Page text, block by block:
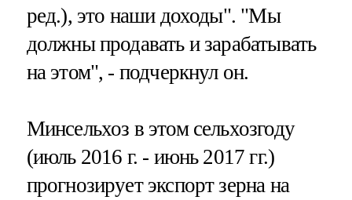
ред.), это наши доходы". "Мы
должны продавать и зарабатывать
на этом", - подчеркнул он.
Минсельхоз в этом сельхозгоду
(июль 2016 г. - июнь 2017 гг.)
прогнозирует экспорт зерна на